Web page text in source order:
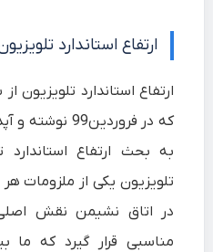
ارتفاع استاندارد
ارتفاع استاندارد تلویزیون
که در
به بحث ارتفاع استاندارد
تلویزیون یکی از
در اتاق نشیمن نقش
مناسبی قرار گیرد که ما